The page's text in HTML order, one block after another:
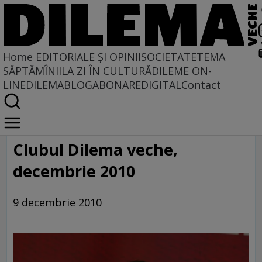
Home EDITORIALE ȘI OPINIISOCIETATETEMA
SĂPTĂMÎNIILA ZI ÎN CULTURĂDILEME ON-
LINEDILEMABLOGABONAREDIGITALContact
Home
Galerie
Clubul Dilema veche,
decembrie 2010
9 decembrie 2010